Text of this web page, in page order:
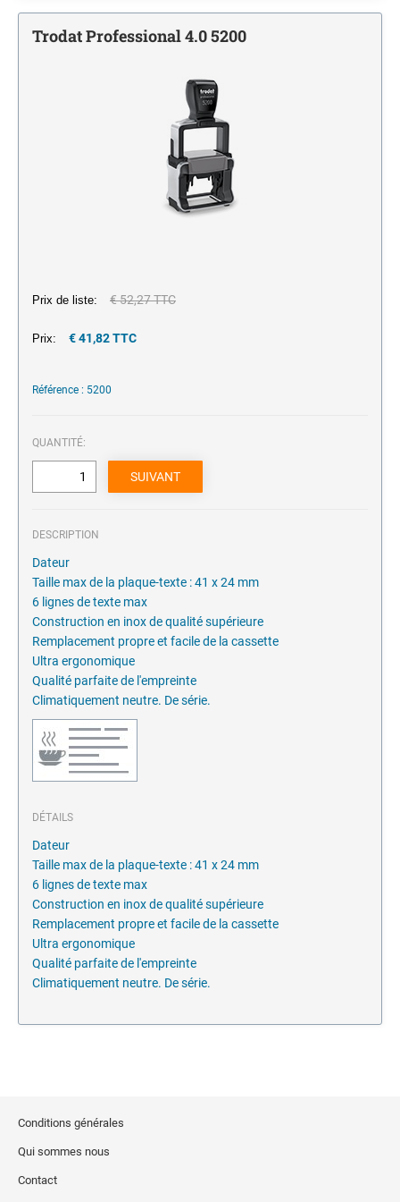
Tampons Office Printy avec texte standard Francais
Monochrome
encreurs
Encres pour tampons et porte timbres
JE MARQUE MES P'TITES AFFAIRES
Trodat Professional 4.0 5200
Prix de liste: € 52,27 TTC
Prix: € 41,82 TTC
Référence : 5200
QUANTITÉ:
DESCRIPTION
Dateur
Taille max de la plaque-texte : 41 x 24 mm
6 lignes de texte max
Construction en inox de qualité supérieure
Remplacement propre et facile de la cassette
Ultra ergonomique
Qualité parfaite de l'empreinte
Climatiquement neutre. De série.
DÉTAILS
Dateur
Taille max de la plaque-texte : 41 x 24 mm
6 lignes de texte max
Construction en inox de qualité supérieure
Remplacement propre et facile de la cassette
Ultra ergonomique
Qualité parfaite de l'empreinte
Climatiquement neutre. De série.
Conditions générales
Qui sommes nous
Contact